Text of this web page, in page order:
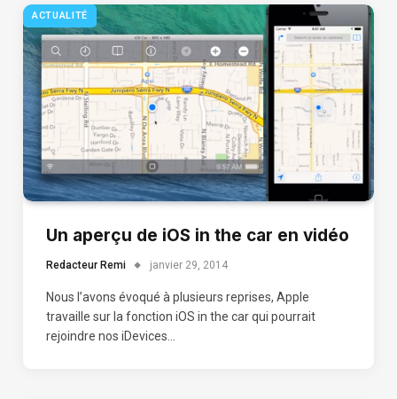
ACTUALITÉ
Un aperçu de iOS in the car en vidéo
Redacteur Remi janvier 29, 2014
Nous l’avons évoqué à plusieurs reprises, Apple
travaille sur la fonction iOS in the car qui pourrait
rejoindre nos iDevices…